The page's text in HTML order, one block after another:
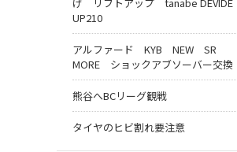
げ リフトアップ tanabe DEVIDE
UP210
アルファード KYB NEW SR
MORE ショックアブソーバー交換
熊谷へBCリーグ観戦
タイヤのヒビ割れ要注意